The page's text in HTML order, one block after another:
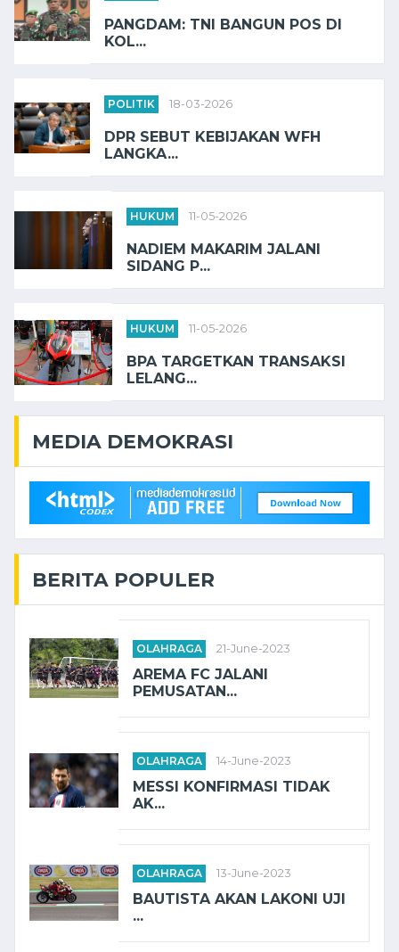
PANGDAM: TNI BANGUN POS DI
KOL...
POLITIK 18-03-2026
DPR SEBUT KEBIJAKAN WFH
LANGKA...
HUKUM 11-05-2026
NADIEM MAKARIM JALANI
SIDANG P...
HUKUM 11-05-2026
BPA TARGETKAN TRANSAKSI
LELANG...
MEDIA DEMOKRASI
BERITA POPULER
OLAHRAGA 21-June-2023
AREMA FC JALANI
PEMUSATAN...
OLAHRAGA 14-June-2023
MESSI KONFIRMASI TIDAK
AK...
OLAHRAGA 13-June-2023
BAUTISTA AKAN LAKONI UJI
...